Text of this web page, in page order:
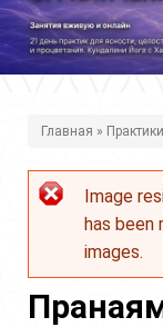
ы
е
с
Главная » Практики
Сообщение
ошибке
Image
has been
images.